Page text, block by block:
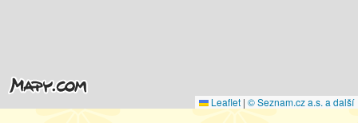
Leaflet | © Seznam.cz a.s. a další